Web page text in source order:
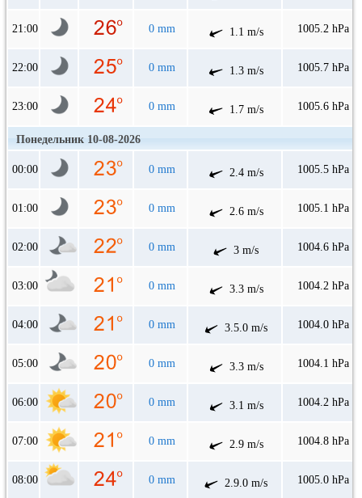
21:00 0 mm 1.1 m/s 1005.2 hPa
22:00 0 mm 1.3 m/s 1005.7 hPa
23:00 0 mm 1.7 m/s 1005.6 hPa
Понедельник 10-08-2026
00:00 0 mm 2.4 m/s 1005.5 hPa
01:00 0 mm 2.6 m/s 1005.1 hPa
02:00 0 mm 3 m/s 1004.6 hPa
03:00 0 mm 3.3 m/s 1004.2 hPa
04:00 0 mm 3.5.0 m/s 1004.0 hPa
05:00 0 mm 3.3 m/s 1004.1 hPa
06:00 0 mm 3.1 m/s 1004.2 hPa
07:00 0 mm 2.9 m/s 1004.8 hPa
08:00 0 mm 2.9.0 m/s 1005.0 hPa